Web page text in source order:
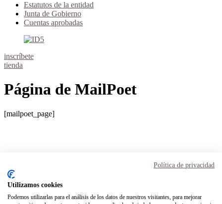
Estatutos de la entidad
Junta de Gobierno
Cuentas aprobadas
inscríbete
tienda
Página de MailPoet
[mailpoet_page]
Política de cookies
Inicio
Política de privacidad
Utilizamos cookies
Podemos utilizarlas para el análisis de los datos de nuestros visitantes, para mejorar